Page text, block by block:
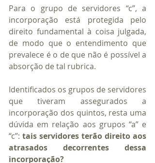
Para o grupo de servidores “c”, a
incorporação está protegida pelo
direito fundamental à coisa julgada,
de modo que o entendimento que
prevalece é o de que não é possível a
absorção de tal rubrica.
Identificados os grupos de servidores
que tiveram assegurados a
incorporação dos quintos, resta uma
dúvida em relação aos grupos “a” e
“c”: tais servidores terão direito aos
atrasados decorrentes dessa
incorporação?